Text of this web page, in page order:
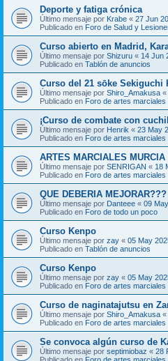
Deporte y fatiga crónica
Último mensaje por Krabe « 27 Jun
Publicado en Foro de Salud y
Curso abierto en Madrid,
Último mensaje por Shizuru « 14 Jun
Publicado en Tablón de anuncios
Curso del 21 sōke Sekiguchi
Último mensaje por Shiro_Amakusa «
Publicado en Foro de artes marciales
¡Curso de combate con
Último mensaje por Henrik « 23 May
Publicado en Foro de artes marciales
ARTES MARCIALES MURCIA
Último mensaje por SENRIGAN « 18
Publicado en Foro de artes marciales
QUE DEBERIA MEJORAR???
Último mensaje por Danteee « 09
Publicado en Foro de todo un poco
Curso Kenpo
Último mensaje por zay « 05 May
Publicado en Tablón de anuncios
Curso Kenpo
Último mensaje por zay « 05 May
Publicado en Foro de artes marciales
Curso de naginatajutsu en
Último mensaje por Shiro_Amakusa «
Publicado en Foro de artes marciales
Se convoca algún curso de
Último mensaje por septimiobaz « 28
Publicado en Foro de artes marciales